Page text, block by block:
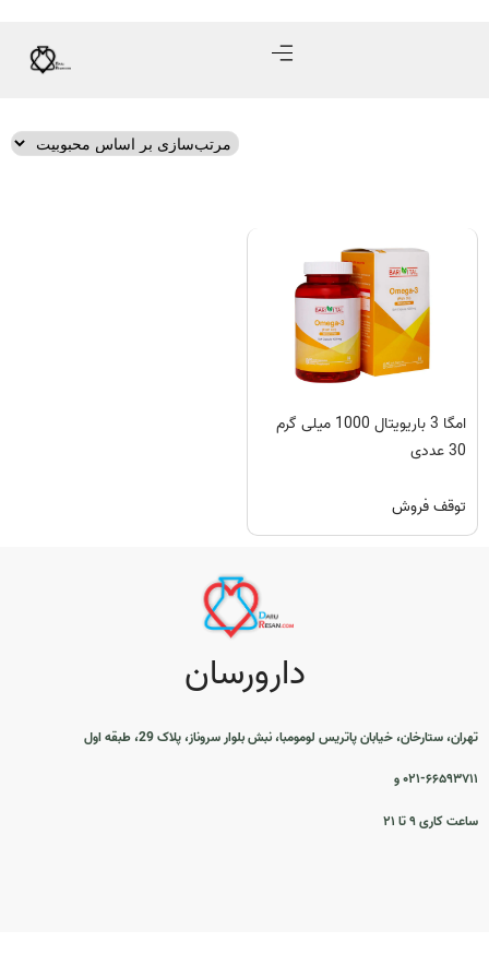
امگا 3 باریویتال 1000 میلی گرم
30 عددی
توقف فروش
دارورسان
تهران، ستارخان، خیابان پاتریس لومومبا، نبش بلوار سروناز، پلاک 29، طبقه اول
۰۲۱-۶۶۵۹۳۷۱۱ و
ساعت کاری ۹ تا ۲۱